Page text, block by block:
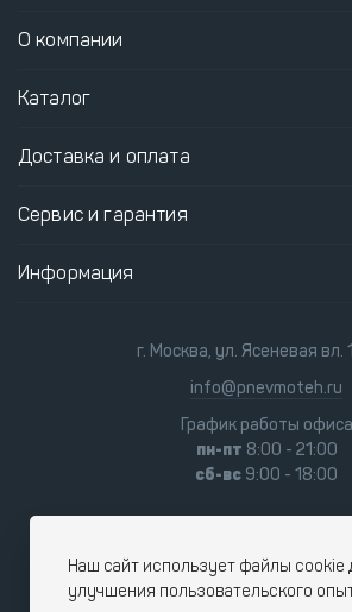
О компании
Каталог
Доставка и оплата
Сервис и гарантия
Информация
г. Москва, ул. Ясеневая вл.
info@pnevmoteh.ru
График работы офиса
пн-пт 8:00 - 21:00
сб-вс 9:00 - 18:00
Наш сайт использует файлы cookie
улучшения пользовательского